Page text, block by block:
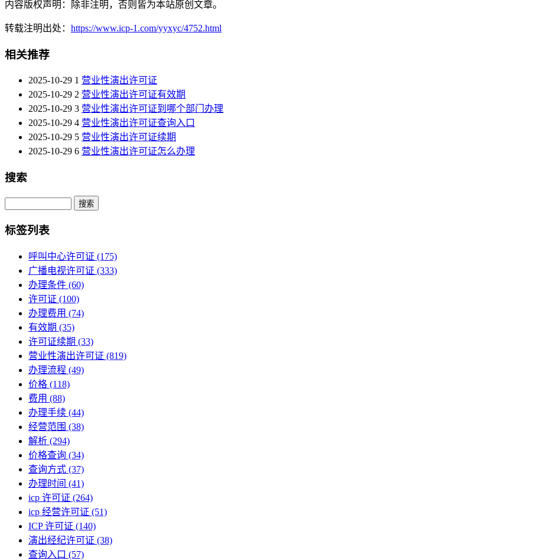
内容版权声明：除非注明，否则皆为本站原创文章。
转载注明出处： https://www.icp-1.com/yyxyc/4752.html
相关推荐
2025-10-29 1 营业性演出许可证
2025-10-29 2 营业性演出许可证有效期
2025-10-29 3 营业性演出许可证到哪个部门办理
2025-10-29 4 营业性演出许可证查询入口
2025-10-29 5 营业性演出许可证续期
2025-10-29 6 营业性演出许可证怎么办理
搜索
Search
标签列表
呼叫中心许可证 (175)
广播电视许可证 (333)
办理条件 (60)
许可证 (100)
办理费用 (74)
有效期 (35)
许可证续期 (33)
营业性演出许可证 (819)
办理流程 (49)
价格 (118)
费用 (88)
办理手续 (44)
经营范围 (38)
解析 (294)
价格查询 (34)
查询方式 (37)
办理时间 (41)
icp 许可证 (264)
icp 经营许可证 (51)
ICP 许可证 (140)
演出经纪许可证 (38)
查询入口 (57)